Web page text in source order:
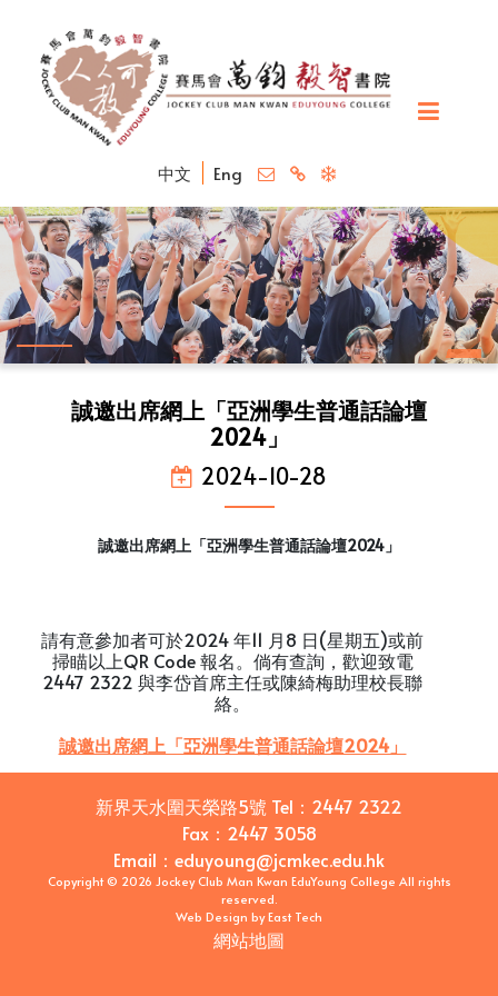
中文 Eng
誠邀出席網上「亞洲學生普通話論壇
2024」
2024-10-28
誠邀出席網上「亞洲學生普通話論壇2024」
請有意參加者可於2024 年11 月8 日(星期五)或前
掃瞄以上QR Code 報名。倘有查詢，歡迎致電
2447 2322 與李岱首席主任或陳綺梅助理校長聯
絡。
誠邀出席網上「亞洲學生普通話論壇2024」
新界天水圍天榮路5號 Tel： 2447 2322
Fax： 2447 3058
Email ： eduyoung@jcmkec.edu.hk
Copyright © 2026 Jockey Club Man Kwan EduYoung College All rights
reserved.
Web Design byEast Tech
網站地圖